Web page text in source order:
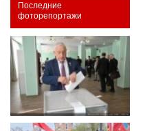
Последние
фоторепортажи